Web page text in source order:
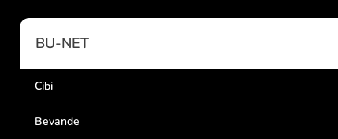
BU-NET
Cibi
Bevande